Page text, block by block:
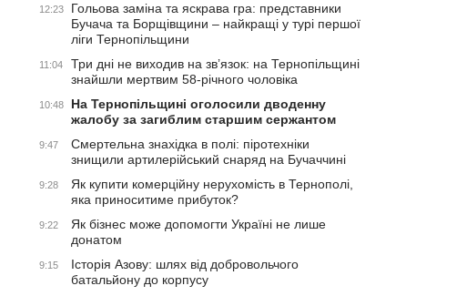
12:23
Гольова заміна та яскрава гра: представники
Бучача та Борщівщини – найкращі у турі першої
ліги Тернопільщини
11:04
Три дні не виходив на зв’язок: на Тернопільщині
знайшли мертвим 58-річного чоловіка
10:48
На Тернопільщині оголосили дводенну
жалобу за загиблим старшим сержантом
9:47
Смертельна знахідка в полі: піротехніки
знищили артилерійський снаряд на Бучаччині
9:28
Як купити комерційну нерухомість в Тернополі,
яка приноситиме прибуток?
9:22
Як бізнес може допомогти Україні не лише
донатом
9:15
Історія Азову: шлях від добровольчого
батальйону до корпусу